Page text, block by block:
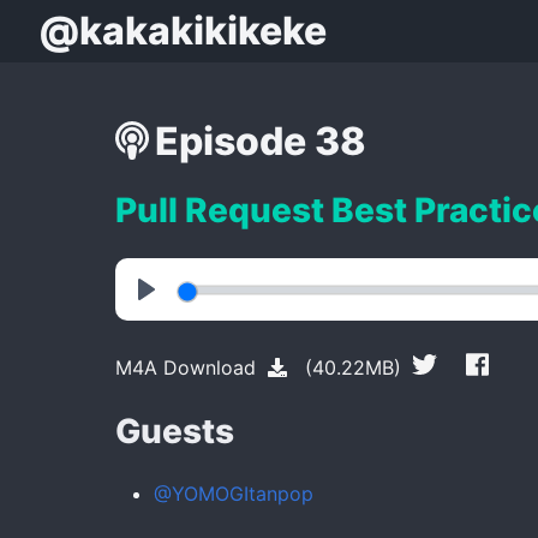
@kakakikikeke
Episode 38
Pull Request Best
Play
M4A Download (40.22MB)
Guests
@YOMOGItanpop